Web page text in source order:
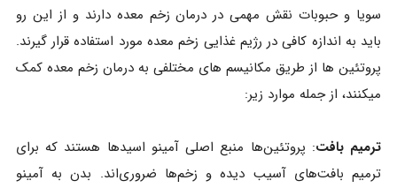
سویا و حبوبات نقش مهمی در درمان زخم معده دارند و از این رو
باید به اندازه کافی در رژیم غذایی زخم معده مورد استفاده قرار گیرند.
پروتئین ها از طریق مکانیسم های مختلفی به درمان زخم معده کمک
میکنند، از جمله موارد زیر:
ترمیم بافت: پروتئین‌ها منبع اصلی آمینو اسیدها هستند که برای
ترمیم بافت‌های آسیب‌ دیده و زخم‌ها ضروری‌اند. بدن به آمینو